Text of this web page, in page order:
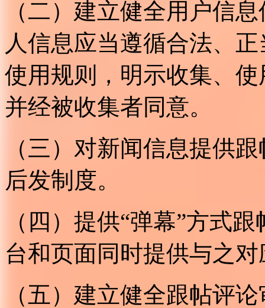
（二）建立健全用户信
人信息应当遵循合法、
使用规则，明示收集、
并经被收集者同意。
（三）对新闻信息提供
后发制度。
（四）提供“弹幕”方式
台和页面同时提供与之
（五）建立健全跟帖评